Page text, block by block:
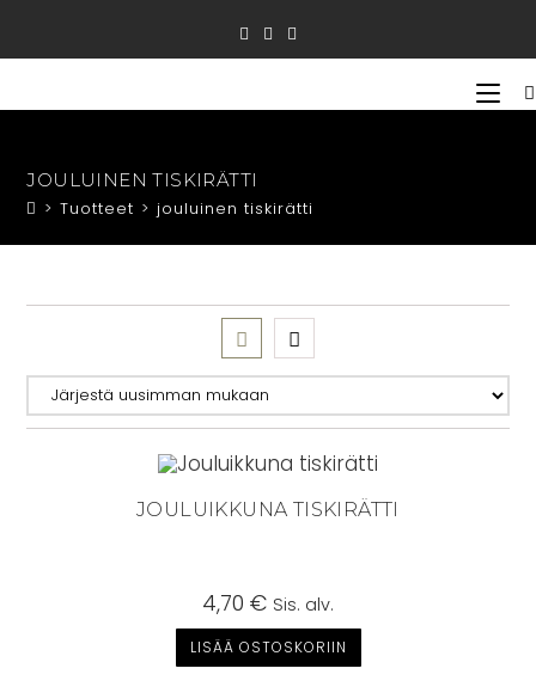
JOULUINEN TISKIRÄTTI
> Tuotteet > jouluinen tiskirätti
JOULUIKKUNA TISKIRÄTTI
4,70 € Sis. alv.
LISÄÄ OSTOSKORIIN